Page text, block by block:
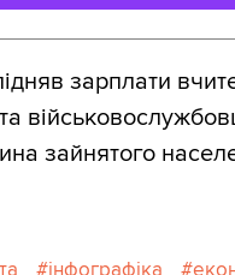
зарплати
зайнятого
інфографіка